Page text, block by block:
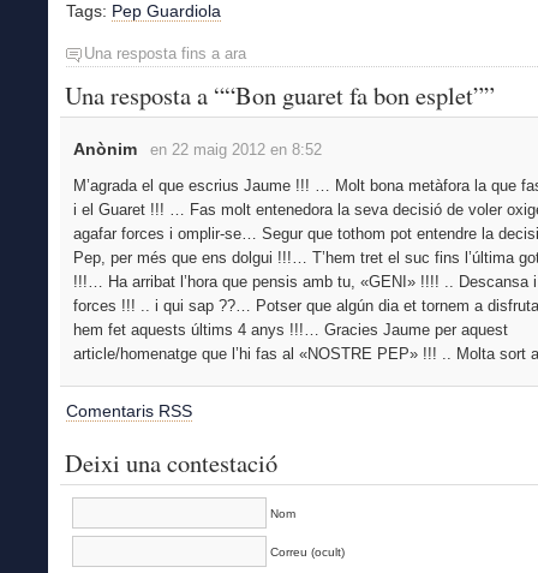
Tags: Pep Guardiola
Una resposta fins a ara
Una resposta a ““Bon guaret fa bon esplet””
Anònim
en 22 maig 2012 en 8:52
M’agrada el que escrius Jaume !!! … Molt bona metàfora la que
i el Guaret !!! … Fas molt entenedora la seva decisió de voler
agafar forces i omplir-se… Segur que tothom pot entendre la
Pep, per més que ens dolgui !!!… T’hem tret el suc fins l’última
!!!… Ha arribat l’hora que pensis amb tu, «GENI» !!!! .. Descansa
forces !!! .. i qui sap ??… Potser que algún dia et tornem a
hem fet aquests últims 4 anys !!!… Gracies Jaume per aquest
article/homenatge que l’hi fas al «NOSTRE PEP» !!! .. Molta sort
Comentaris RSS
Deixi una contestació
Nom
Correu (ocult)